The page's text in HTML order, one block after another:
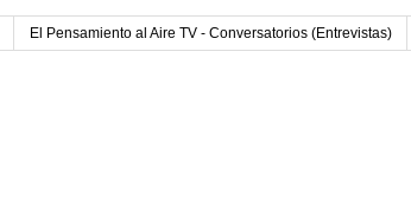
El Pensamiento al Aire TV - Conversatorios (Entrevistas)